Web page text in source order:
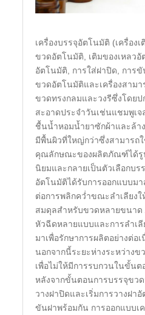
เครื่องบรรจุอัตโนมัติ (เครื่อง
ขวดอัตโนมัติ, เติมของเหลว
อัตโนมัติ, การใส่ฝาปิด, การ
ขวดอัตโนมัติและเครื่องสาม
ขวดทรงกลมและวงรีซึ่งโดย
สะอาดประจำวันเช่นแชมพูเ
ชื้นน้ำหอมน้ำยาซักผ้าและล้า
มีพื้นผิวที่ใหญ่กว่าซึ่งสามารถ
คุณลักษณะของผลิตภัณฑ์ได้รู
นิยมและกลายเป็นตัวเลือกบ
อัตโนมัติได้รับการออกแบบม
ต่อการพลิกคว่ำขณะลำเลียง
สมดุลสำหรับขวดหลายขนาด
หัวฉีดหลายแบบและการลำเ
มาเพื่อรักษาการผลิตอย่างต่อ
นอกจากนี้ระยะห่างระหว่างข
เพื่อไม่ให้มีการรบกวนในขั้นต
หลังจากขั้นตอนการบรรจุขวด
วางฝาปิดและเริ่มการวางฝา
ขันฝาพร้อมกัน การออกแบบเค